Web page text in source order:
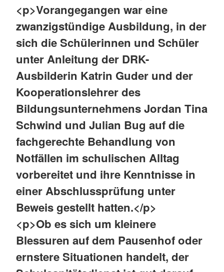
<p>Vorangegangen war eine
zwanzigstündige Ausbildung, in der
sich die Schülerinnen und Schüler
unter Anleitung der DRK-
Ausbilderin Katrin Guder und der
Kooperationslehrer des
Bildungsunternehmens Jordan Tina
Schwind und Julian Bug auf die
fachgerechte Behandlung von
Notfällen im schulischen Alltag
vorbereitet und ihre Kenntnisse in
einer Abschlussprüfung unter
Beweis gestellt hatten.</p>
<p>Ob es sich um kleinere
Blessuren auf dem Pausenhof oder
ernstere Situationen handelt, der